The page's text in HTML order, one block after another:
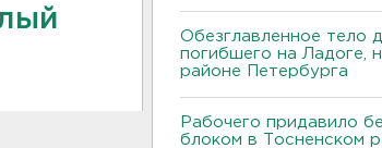
Обезглавленное тело
погибшего на Ладоге,
районе Петербурга
Рабочего придавило
блоком в Тосненском